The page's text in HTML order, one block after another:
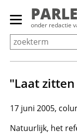
Overslaan
Primair
menu
tonen/verbergen
onder redactie
"Laat
17 juni 2005
Natuurlijk, het